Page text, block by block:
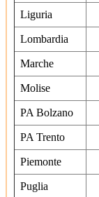
Liguria
Lombardia
Marche
Molise
PA Bolzano
PA Trento
Piemonte
Puglia